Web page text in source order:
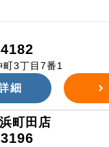
町3丁目7番1
細
町田店